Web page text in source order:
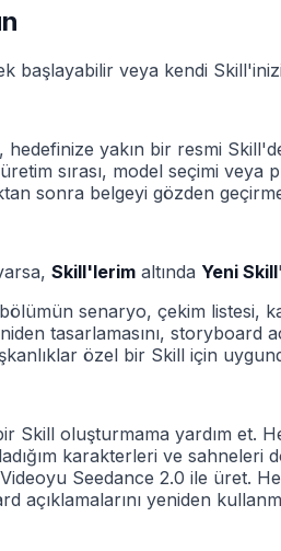
başlayabilir veya kendi
hedefinize yakın bir resmi
sırası, model seçimi
sonra belgeyi gözden
Skill'lerim altında Yeni Skill
senaryo, çekim
tasarlamasını, storyboard
özel bir Skill için
Skill oluşturmama yardım et.
karakterleri ve
Videoyu Seedance 2.0 ile
yeniden